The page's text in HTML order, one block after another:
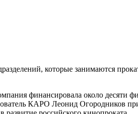
которые занимаются
финансировала около
КАРО Леонид Огородников